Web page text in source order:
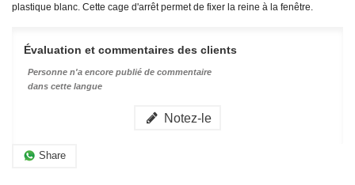
plastique blanc. Cette cage d'arrêt permet de fixer la reine à la fenêtre.
Évaluation et commentaires des clients
Personne n'a encore publié de commentaire
dans cette langue
Notez-le
Share